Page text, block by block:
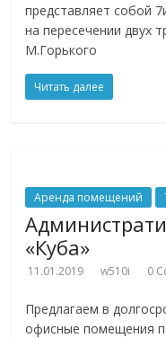
представляет собой
на пересечении двух
М.Горького
Читать далее
Аренда помещений
«Куба»
11.01.2019 w510i 0
Предлагаем в
офисные помещения